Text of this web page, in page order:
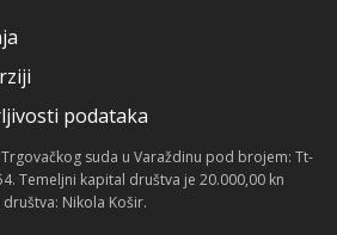
podataka
suda u Varaždinu pod brojem: Tt-
Temeljni kapital društva je 20.000,00 kn
Nikola Košir.